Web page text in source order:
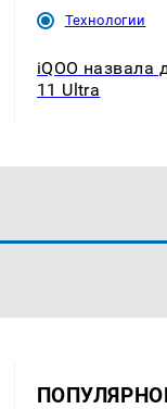
Технологии
iQOO назвала
11 Ultra